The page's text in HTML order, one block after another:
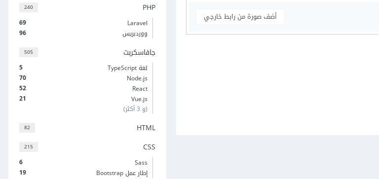
أضف صورة من رابط خارجي
240 PHP
69
Laravel
96
ووردبريس
505 جافاسكربت
5
لغة TypeScript
70
Node.js
52
React
21
Vue.js
(و 3 أكثر)
82 HTML
215 CSS
6
Sass
19
إطار عمل Bootstrap